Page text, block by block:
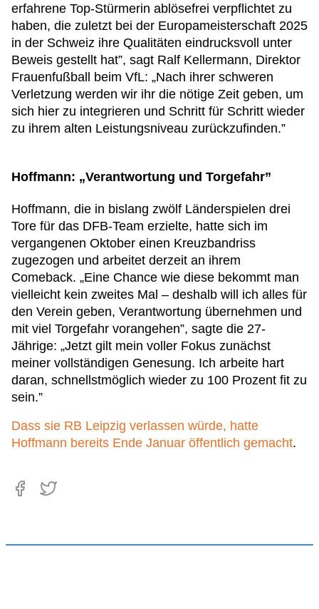
erfahrene Top-Stürmerin ablösefrei verpflichtet zu
haben, die zuletzt bei der Europameisterschaft 2025
in der Schweiz ihre Qualitäten eindrucksvoll unter
Beweis gestellt hat”, sagt Ralf Kellermann, Direktor
Frauenfußball beim VfL: „Nach ihrer schweren
Verletzung werden wir ihr die nötige Zeit geben, um
sich hier zu integrieren und Schritt für Schritt wieder
zu ihrem alten Leistungsniveau zurückzufinden.”
Hoffmann: „Verantwortung und Torgefahr”
Hoffmann, die in bislang zwölf Länderspielen drei
Tore für das DFB-Team erzielte, hatte sich im
vergangenen Oktober einen Kreuzbandriss
zugezogen und arbeitet derzeit an ihrem
Comeback. „Eine Chance wie diese bekommt man
vielleicht kein zweites Mal – deshalb will ich alles für
den Verein geben, Verantwortung übernehmen und
mit viel Torgefahr vorangehen”, sagte die 27-
Jährige: „Jetzt gilt mein voller Fokus zunächst
meiner vollständigen Genesung. Ich arbeite hart
daran, schnellstmöglich wieder zu 100 Prozent fit zu
sein.”
Dass sie RB Leipzig verlassen würde, hatte
Hoffmann bereits Ende Januar öffentlich gemacht.